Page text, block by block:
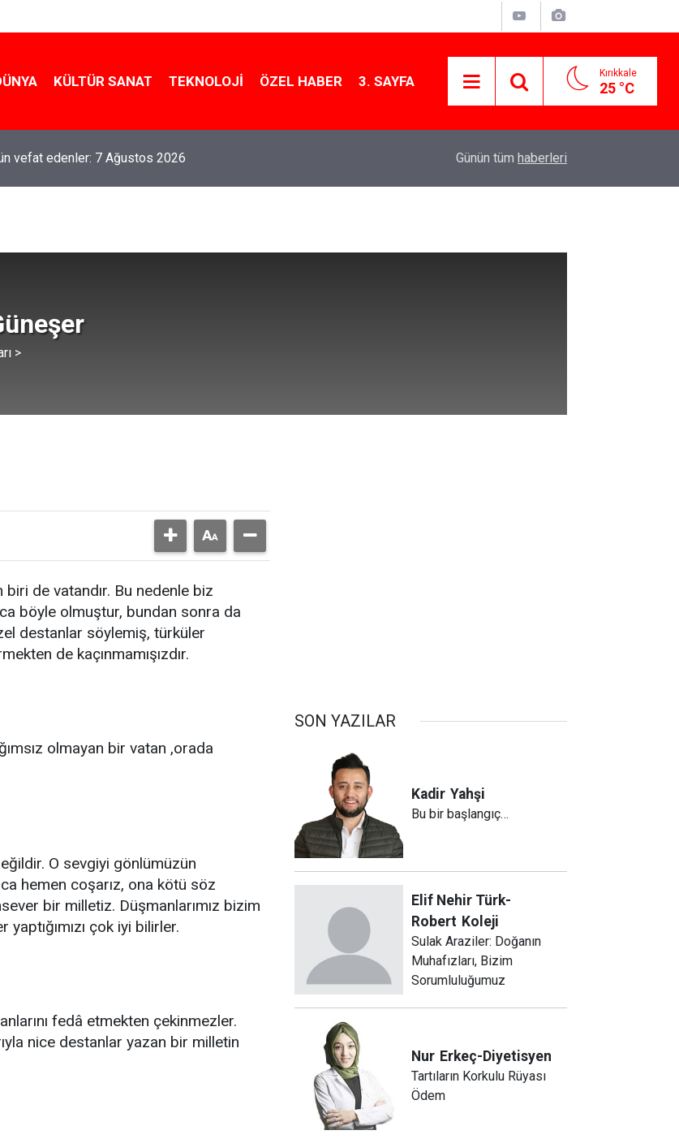
KÜLTÜR SANAT TEKNOLOJI ÖZEL HABER 3. SAYFA Kırıkkale
25 °C
vefat edenler: 7 Ağustos 2026 MKE’nin Yerli Savunma Teknolojileri Dünya
Günün tüm haberleri
>
biri de vatandır. Bu nedenle biz
böyle olmuştur, bundan sonra da
destanlar söylemiş, türküler
de kaçınmamışızdır.
olmayan bir vatan ,orada
O sevgiyi gönlümüzün
hemen coşarız, ona kötü söz
bir milletiz. Düşmanlarımız bizim
yaptığımızı çok iyi bilirler.
fedâ etmekten çekinmezler.
nice destanlar yazan bir milletin
SON YAZILAR
Kadir Yahşi
Bu bir başlangıç…
Elif Nehir Türk-
Robert Koleji
Sulak Araziler: Doğanın
Muhafızları, Bizim
Sorumluluğumuz
Nur Erkeç-Diyetisyen
Tartıların Korkulu Rüyası
Ödem